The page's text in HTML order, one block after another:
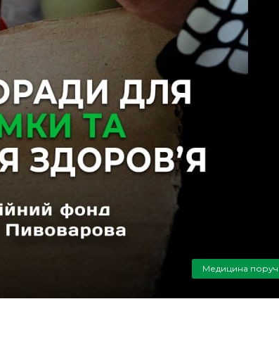
Медицина поруч